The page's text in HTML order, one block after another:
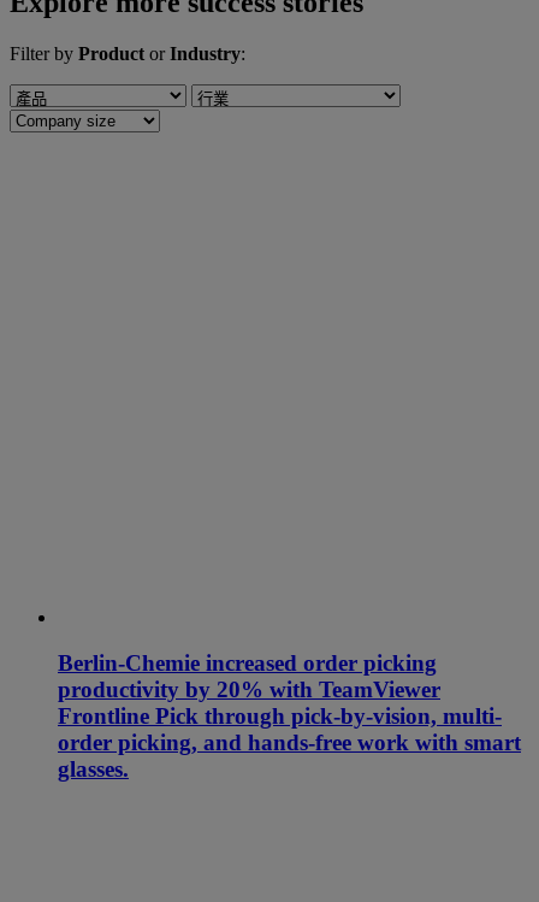
Filter by Product orIndustry:
Berlin-Chemie increased order picking
productivity by 20% with TeamViewer
Frontline Pick through pick-by-vision, multi-
order picking, and hands-free work with smart
glasses.